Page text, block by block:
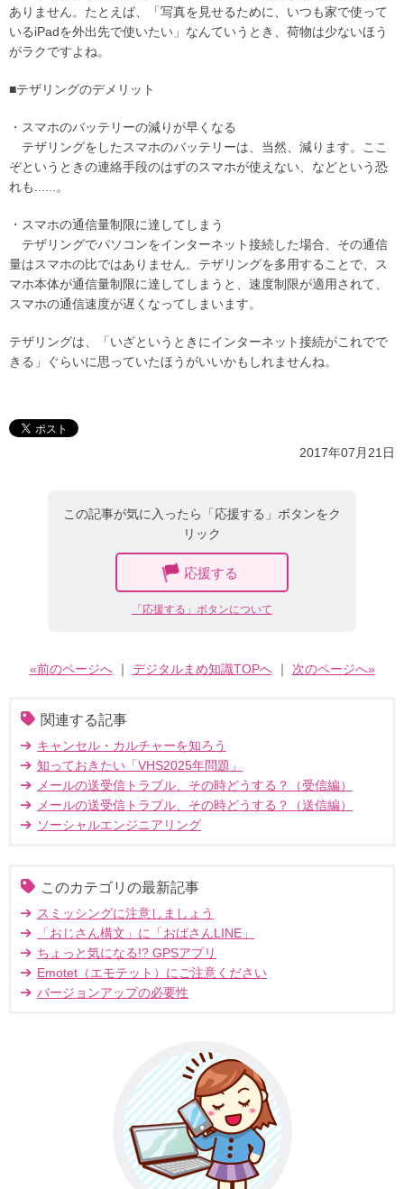
ありません。たとえば、「写真を見せるために、いつも家で使って
いるiPadを外出先で使いたい」なんていうとき、荷物は少ないほう
がラクですよね。
■テザリングのデメリット
・スマホのバッテリーの減りが早くなる
テザリングをしたスマホのバッテリーは、当然、減ります。ここ
ぞというときの連絡手段のはずのスマホが使えない、などという恐
れも......。
・スマホの通信量制限に達してしまう
テザリングでパソコンをインターネット接続した場合、その通信
量はスマホの比ではありません。テザリングを多用することで、ス
マホ本体が通信量制限に達してしまうと、速度制限が適用されて、
スマホの通信速度が遅くなってしまいます。
テザリングは、「いざというときにインターネット接続がこれでで
きる」ぐらいに思っていたほうがいいかもしれませんね。
2017年07月21日
この記事が気に入ったら「応援する」ボタンをク
リック
応援する
「応援する」ボタンについて
«前のページへ｜ デジタルまめ知識TOPへ｜ 次のページへ»
関連する記事
キャンセル・カルチャーを知ろう
知っておきたい「VHS2025年問題」
メールの送受信トラブル、その時どうする？（受信編）
メールの送受信トラブル、その時どうする？（送信編）
ソーシャルエンジニアリング
このカテゴリの最新記事
スミッシングに注意しましょう
「おじさん構文」に「おばさんLINE」
ちょっと気になる!? GPSアプリ
Emotet（エモテット）にご注意ください
バージョンアップの必要性